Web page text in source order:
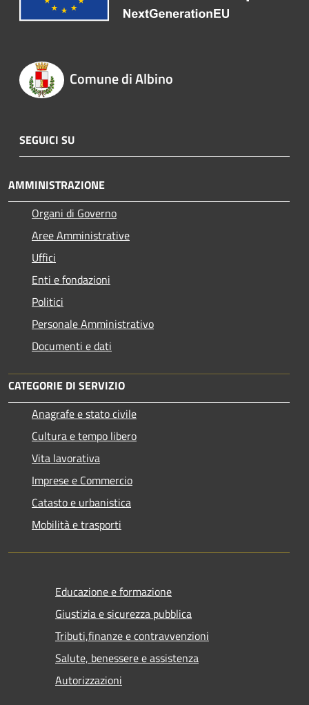
Comune di Albino
SEGUICI SU
AMMINISTRAZIONE
Organi di Governo
Aree Amministrative
Uffici
Enti e fondazioni
Politici
Personale Amministrativo
Documenti e dati
CATEGORIE DI SERVIZIO
Anagrafe e stato civile
Cultura e tempo libero
Vita lavorativa
Imprese e Commercio
Catasto e urbanistica
Mobilità e trasporti
Educazione e formazione
Giustizia e sicurezza pubblica
Tributi,finanze e contravvenzioni
Salute, benessere e assistenza
Autorizzazioni